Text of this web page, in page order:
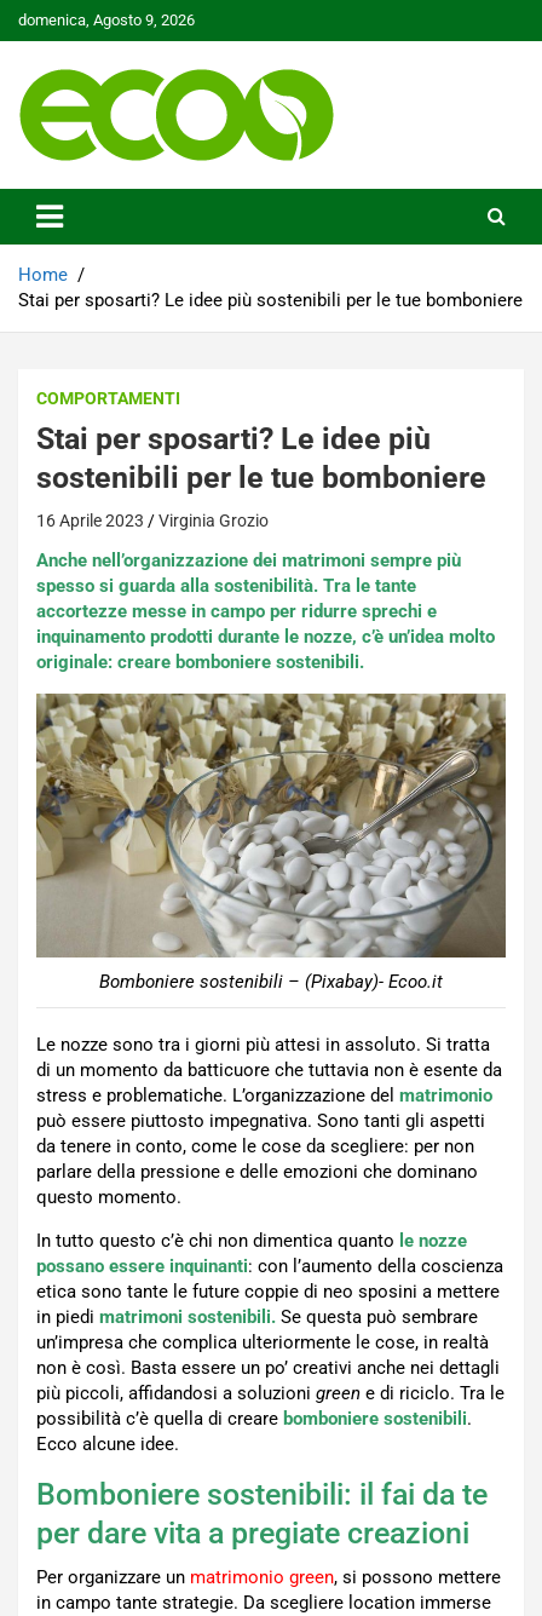
Skip
to
domenica, Agosto 9, 2026
Ecoo.it
Home
Stai per sposarti? Le idee più sostenibili per le tue bomboniere
COMPORTAMENTI
Stai per sposarti? Le idee più
sostenibili per le tue bomboniere
16 Aprile 2023 Virginia Grozio
Anche nell’organizzazione dei matrimoni sempre più
spesso si guarda alla sostenibilità. Tra le tante
accortezze messe in campo per ridurre sprechi e
inquinamento prodotti durante le nozze, c’è un’idea molto
originale: creare bomboniere sostenibili.
Bomboniere sostenibili – (Pixabay)- Ecoo.it
Le nozze sono tra i giorni più attesi in assoluto. Si tratta
di un momento da batticuore che tuttavia non è esente da
stress e problematiche. L’organizzazione del matrimonio
può essere piuttosto impegnativa. Sono tanti gli aspetti
da tenere in conto, come le cose da scegliere: per non
parlare della pressione e delle emozioni che dominano
questo momento.
In tutto questo c’è chi non dimentica quanto le nozze
possano essere inquinanti: con l’aumento della coscienza
etica sono tante le future coppie di neo sposini a mettere
in piedi matrimoni sostenibili. Se questa può sembrare
un’impresa che complica ulteriormente le cose, in realtà
non è così. Basta essere un po’ creativi anche nei dettagli
più piccoli, affidandosi a soluzioni green e di riciclo. Tra le
possibilità c’è quella di creare bomboniere sostenibili.
Ecco alcune idee.
Bomboniere sostenibili: il fai da te
per dare vita a pregiate creazioni
Per organizzare un matrimonio green, si possono mettere
in campo tante strategie. Da scegliere location immerse